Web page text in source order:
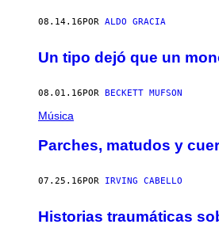
08.14.16 POR ALDO GRACIA
Un tipo dejó que un
08.01.16POR BECKETT MUFSON
Música
Parches, matudos y
07.25.16 POR IRVING CABELLO
Historias traumáticas